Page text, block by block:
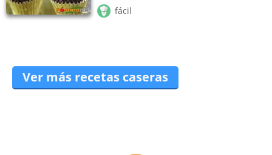
fácil
Ver más recetas caseras